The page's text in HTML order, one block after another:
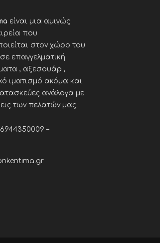
είναι μια αμιγώς
που
στον χώρο του
επαγγελματική
, αξεσουάρ ,
ιματισμό ακόμα και
ανάλογα με
των πελατών μας.
6944350009 –